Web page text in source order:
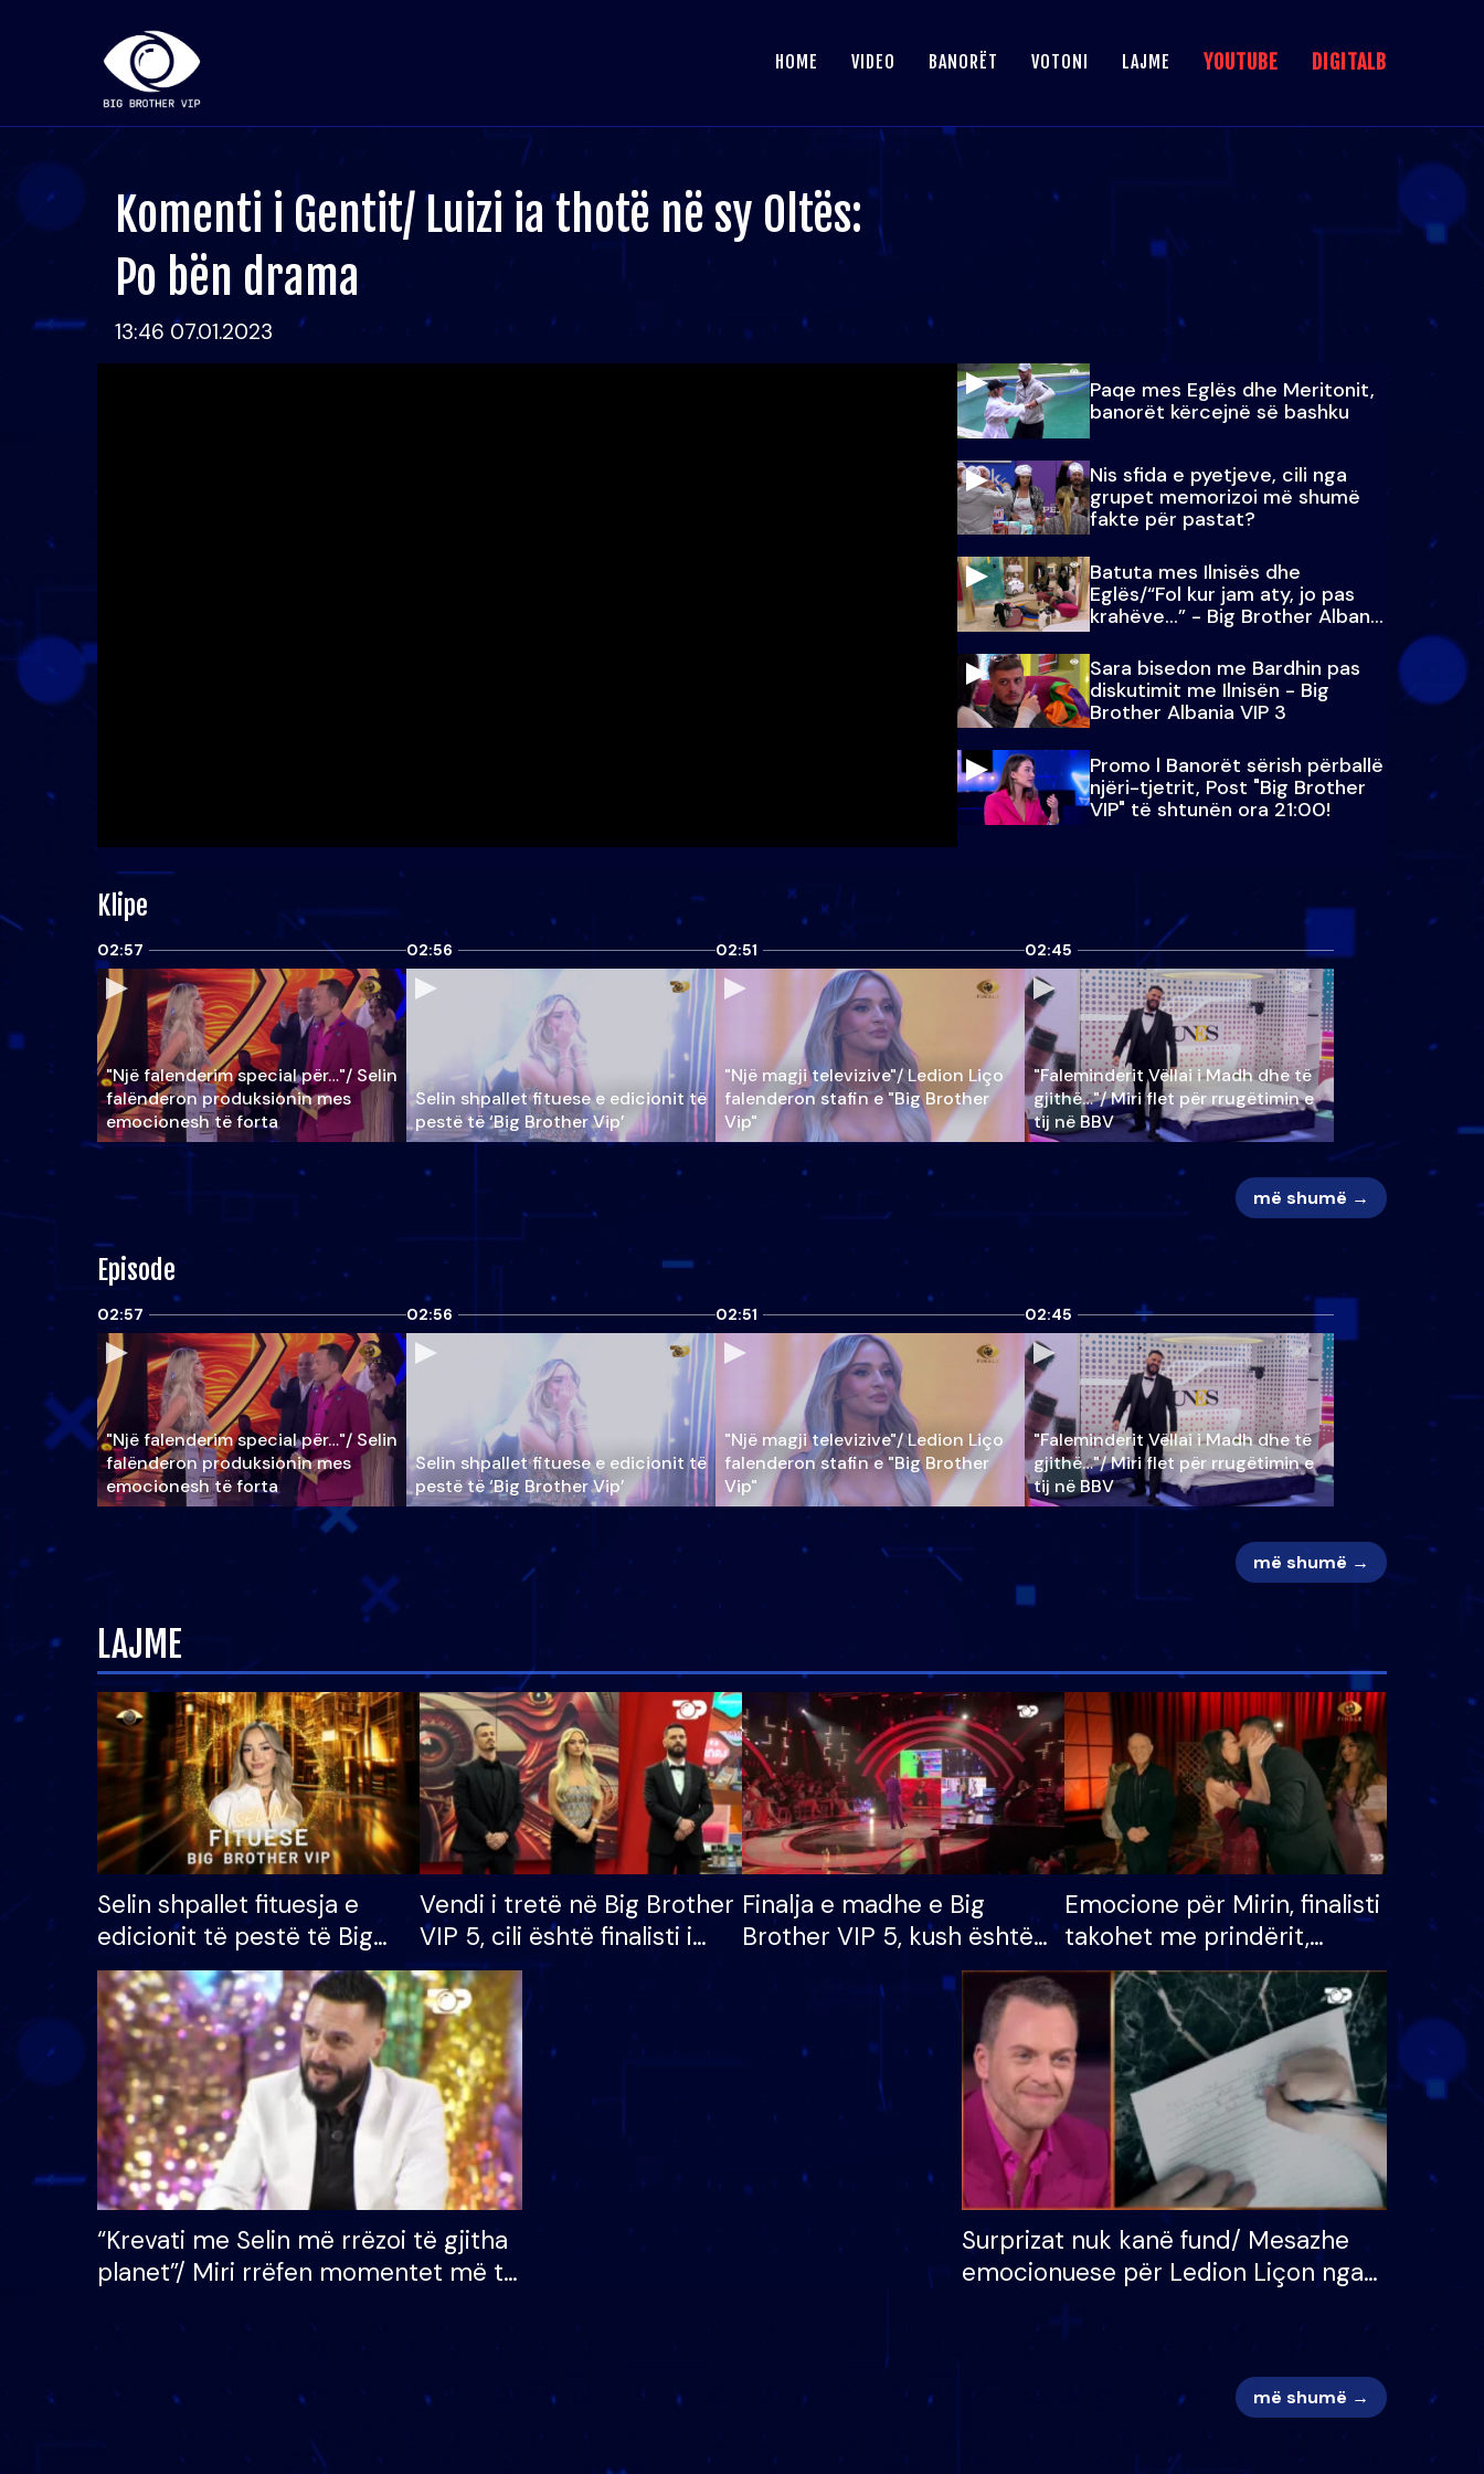
HOME VIDEO BANORËT VOTONI LAJME YOUTUBE DIGITALB
Komenti i Gentit/ Luizi ia thotë në sy Oltës:
Po bën drama
13:46 07.01.2023
Paqe mes Eglës dhe Meritonit,
banorët kërcejnë së bashku
Nis sfida e pyetjeve, cili nga
grupet memorizoi më shumë
fakte për pastat?
Batuta mes Ilnisës dhe
Eglës/“Fol kur jam aty, jo pas
krahëve…” - Big Brother Albania
VIP 3
Sara bisedon me Bardhin pas
diskutimit me Ilnisën - Big
Brother Albania VIP 3
Promo l Banorët sërish përballë
njëri-tjetrit, Post "Big Brother
VIP" të shtunën ora 21:00!
Klipe
02:57
"Një falenderim special për…"/ Selin
falënderon produksionin mes
emocionesh të forta
02:56
Selin shpallet fituese e edicionit të
pestë të ‘Big Brother Vip’
02:51
"Një magji televizive"/ Ledion Liço
falenderon stafin e "Big Brother
Vip"
02:45
"Faleminderit Vëllai i Madh dhe të
gjithë…"/ Miri flet për rrugëtimin e
tij në BBV
më shumë →
Episode
02:57
"Një falenderim special për…"/ Selin
falënderon produksionin mes
emocionesh të forta
02:56
Selin shpallet fituese e edicionit të
pestë të ‘Big Brother Vip’
02:51
"Një magji televizive"/ Ledion Liço
falenderon stafin e "Big Brother
Vip"
02:45
"Faleminderit Vëllai i Madh dhe të
gjithë…"/ Miri flet për rrugëtimin e
tij në BBV
më shumë →
LAJME
Selin shpallet fituesja e
edicionit të pestë të Big
Brother VIP, rrëmben
çmimin e madh prej 100
mijë eurosh
Vendi i tretë në Big Brother
VIP 5, cili është finalisti i
radhës që lë shtëpinë
Finalja e madhe e Big
Brother VIP 5, kush është
banori i parë që lë shtëpinë
dhe humb mundësinë për
të fituar çmimin e madh
Emocione për Mirin, finalisti
takohet me prindërit,
vajzën dhe bashkëshorten:
S’kemi ndonjë letër divorci
apo jo?
“Krevati me Selin më rrëzoi të gjitha
planet”/ Miri rrëfen momentet më të
mungojë zilja e mëngjesit kur…
Surprizat nuk kanë fund/ Mesazhe
emocionuese për Ledion Liçon nga
më shumë →